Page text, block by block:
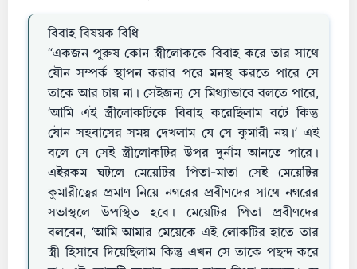
বিবাহ বিষয়ক বিধি
“একজন পুরুষ কোন স্ত্রীলোককে বিবাহ করে তার সাথে
যৌন সম্পর্ক স্থাপন করার পরে মনস্থ করতে পারে সে
তাকে আর চায় না। সেইজন্য সে মিথ্যাভাবে বলতে পারে,
‘আমি এই স্ত্রীলোকটিকে বিবাহ করেছিলাম বটে কিন্তু
যৌন সহবাসের সময় দেখলাম যে সে কুমারী নয়।’ এই
বলে সে সেই স্ত্রীলোকটির উপর দুর্নাম আনতে পারে।
এইরকম ঘটলে মেয়েটির পিতা-মাতা সেই মেয়েটির
কুমারীত্বের প্রমাণ নিয়ে নগরের প্রবীণদের সাথে নগরের
সভাস্থলে উপস্থিত হবে। মেয়েটির পিতা প্রবীণদের
বলবেন, ‘আমি আমার মেয়েকে এই লোকটির হাতে তার
স্ত্রী হিসাবে দিয়েছিলাম কিন্তু এখন সে তাকে পছন্দ করে